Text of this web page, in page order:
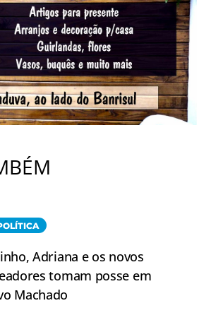
Adriana e os novos
tomam posse em
Machado